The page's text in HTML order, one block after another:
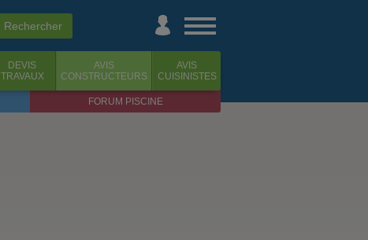
DEVIS
TRAVAUX
AVIS
CONSTRUCTEURS
AVIS
CUISINISTES
FORUM PISCINE